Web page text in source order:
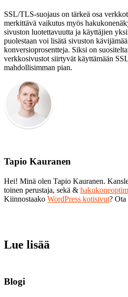
SSL/TLS-suojaus on tärkeä osa
merkittävä vaikutus myös
sivuston luotettavuutta ja käyttäjien
puolestaan voi lisätä sivuston
konversioprosentteja. Siksi on
verkkosivustot siirtyvät käyttämään
mahdollisimman pian.
Tapio Kauranen
Hei! Minä olen Tapio Kauranen.
toinen perustaja, sekä &
Kiinnostaako WordPress kotisivut? Ota
Lue lisää
Blogi